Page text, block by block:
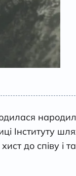
Інституту
до співу і